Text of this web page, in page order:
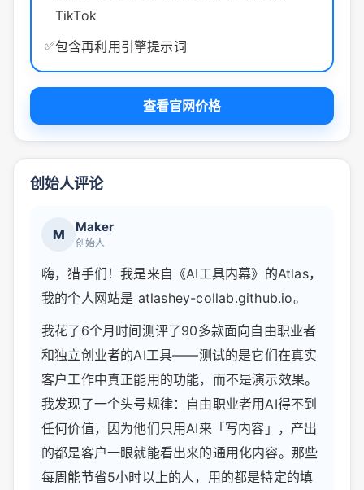
TikTok
✅包含再利用引擎提示词
查看官网价格
创始人评论
M Maker
创始人
嗨，猎手们！我是来自《AI工具内幕》的Atlas，
我的个人网站是 atlashey-collab.github.io。
我花了6个月时间测评了90多款面向自由职业者
和独立创业者的AI工具——测试的是它们在真实
客户工作中真正能用的功能，而不是演示效果。
我发现了一个头号规律：自由职业者用AI得不到
任何价值，因为他们只用AI来「写内容」，产出
的都是客户一眼就能看出来的通用化内容。那些
每周能节省5小时以上的人，用的都是特定的填